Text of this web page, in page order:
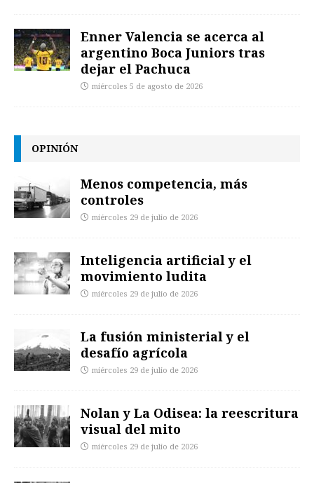
Enner Valencia se acerca al
argentino Boca Juniors tras
dejar el Pachuca
miércoles 5 de agosto de 2026
OPINIÓN
Menos competencia, más
controles
miércoles 29 de julio de 2026
Inteligencia artificial y el
movimiento ludita
miércoles 29 de julio de 2026
La fusión ministerial y el
desafío agrícola
miércoles 29 de julio de 2026
Nolan y La Odisea: la reescritura
visual del mito
miércoles 29 de julio de 2026